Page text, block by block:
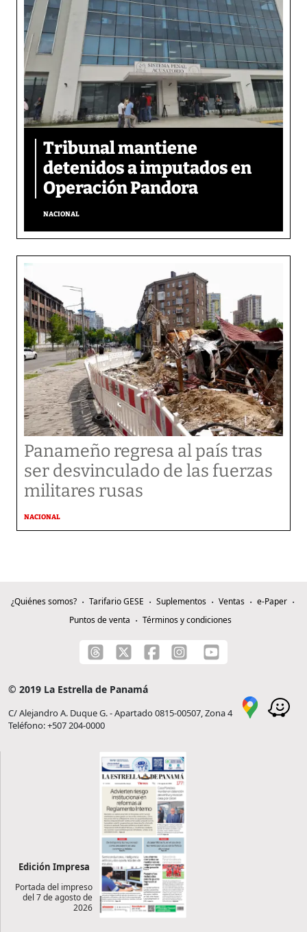
Tribunal mantiene
detenidos a imputados en
Operación Pandora
NACIONAL
Panameño regresa al país tras
ser desvinculado de las fuerzas
militares rusas
NACIONAL
¿Quiénes somos? Tarifario GESE Suplementos Ventas
e-Paper
Puntos de venta
Términos y condiciones
© 2019 La Estrella de Panamá
C/ Alejandro A. Duque G. - Apartado 0815-00507, Zona 4
Teléfono: +507 204-0000
Edición Impresa
Portada del impreso
del 7 de agosto de
2026